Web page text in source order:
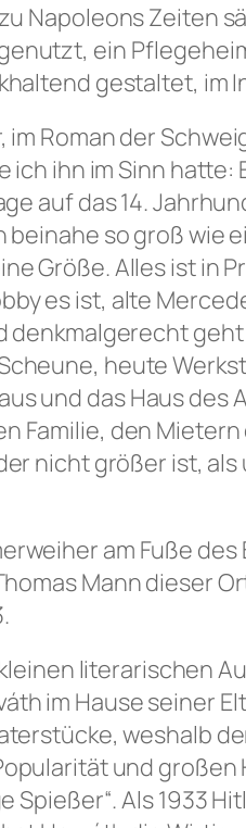
Napoleons Zeiten
ein
gestaltet, im
im Roman der
ihn im Sinn hatte:
auf das 14.
beinahe so groß wie
Größe. Alles ist in
es ist, alte
denkmalgerecht
heute
und das Haus
Familie, den
nicht größer ist,
am Fuße
Mann dieser
literarischen
im Hause seiner
weshalb
und
Spießer“. Als 1933